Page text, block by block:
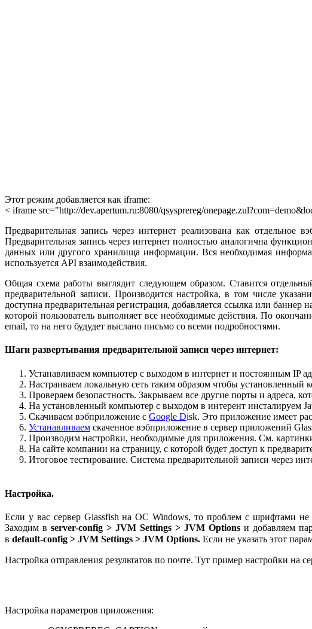
Этот режим добавляется как iframe:
< ifrаmе src="http://dev.apertum.ru:8080/qsysprereg/
Предварительная запись через интернет реализована как
Предварительная запись через интернет полностью аналогична
данных или другого хранилища информации. Вся необходимая
используется API взаимодействия.
Общая схема работы выглядит следующем образом. Ставится
предварительной записи. Производится настройка, в том числе
доступна предварительная регистрация, добавляется ссылка или
которой пользователь выполняет все необходимые действия. По
email, то на него будудет выслано письмо со всеми подробностями.
Шаги развертывания предварительной записи через интернет:
Устанавливаем компьютер с выходом в интернет и постоянным IP
Настраиваем локальную сеть таким образом чтобы установленный
Проверяем безопастность. Закрываем все другие порты и адреса,
На установленный компьютер с выходом в интерент инсталируем
Скачиваем вэбприложение с Google Disk. Это приложение имеет
Устанавливаем скаченное вэбприложение в сервер приложений
Производим настройки, необходимые для приложения. См.
На сайте компании на страницу, с которой будет доступ к
Итоговое тестирование. Система предварительной записи через
Настройка.
Если у вас сервер Glassfish на ОС Windows, то проблем с шрифтами
Заходим в server-config > JVM Settings > JVM Options и добавляем
в default-config > JVM Settings > JVM Options. Если не указать этот
Настройка отправления результатов по почте. Тут пример настройки на
Настройка параметров приложения: